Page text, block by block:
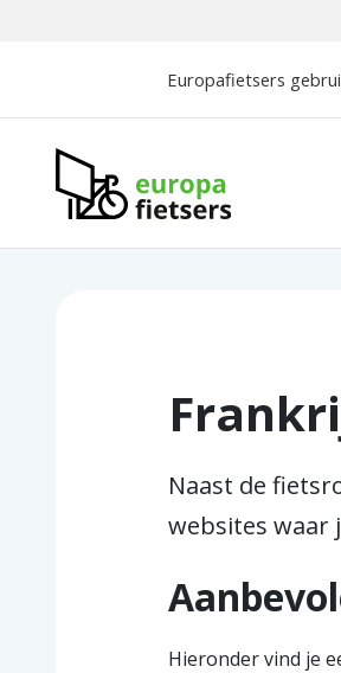
Europafietsers
Europafietsers
Naast de
websites waar
Hieronder vind je